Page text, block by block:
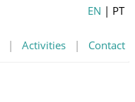
| Activities | Contact
EN | PT